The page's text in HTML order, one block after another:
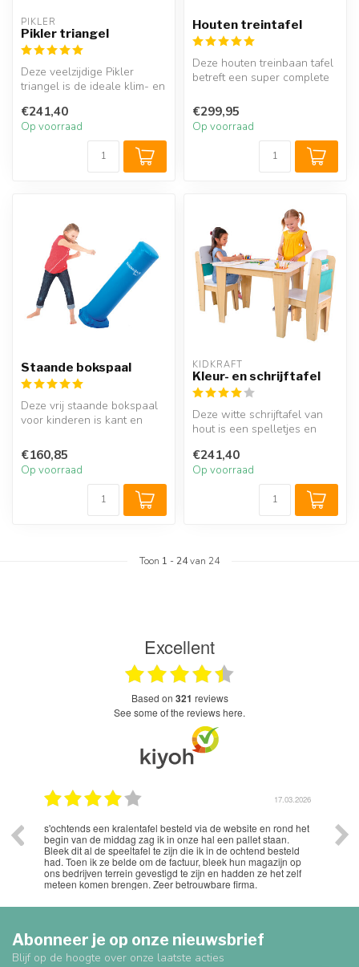
PIKLER
Pikler triangel
Deze veelzijdige Pikler
triangel is de ideale klim- en
€241,40
Op voorraad
Houten treintafel
Deze houten treinbaan tafel
betreft een super complete
€299,95
Op voorraad
Staande bokspaal
Deze vrij staande bokspaal
voor kinderen is kant en
...
€160,85
Op voorraad
KIDKRAFT
Kleur- en schrijftafel
Deze witte schrijftafel van
hout is een spelletjes en
€241,40
Op voorraad
Toon 1 - 24van 24
Excellent
based on 321 reviews
see some of the reviews here.
17.03.2026
s'ochtends een kralentafel besteld via de website en rond het
begin van de middag zag ik in onze hal een pallet staan.
Bleek dit al de speeltafel te zijn die ik in de ochtend besteld
had. Toen ik ze belde om de factuur, bleek hun magazijn op
ons bedrijven terrein gevestigd te zijn en hadden ze het zelf
meteen komen brengen. Zeer betrouwbare firma.
Abonneer je op onze nieuwsbrief
Blijf op de hoogte over onze laatste acties